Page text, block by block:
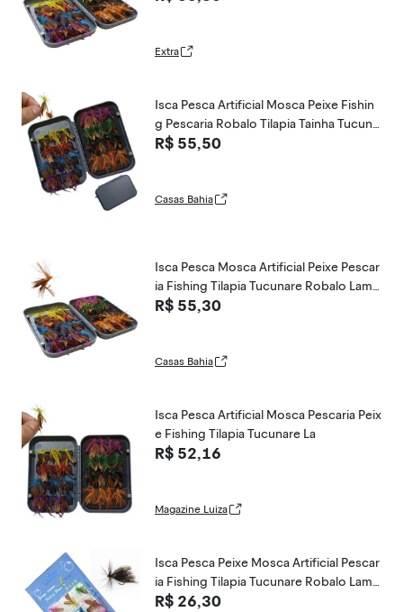
Extra
Isca Pesca Artificial Mosca Peixe Fishin
g Pescaria Robalo Tilapia Tainha Tucuna
re Lambari Traira Mar Rio Açude Rio Lag
R$ 55,50
Casas Bahia
Isca Pesca Mosca Artificial Peixe Pescar
ia Fishing Tilapia Tucunare Robalo Lamb
ari Tainha Traira Mar Açude Rio
R$ 55,30
Casas Bahia
Isca Pesca Artificial Mosca Pescaria Peix
e Fishing Tilapia Tucunare La
R$ 52,16
Magazine Luiza
Isca Pesca Peixe Mosca Artificial Pescar
ia Fishing Tilapia Tucunare Robalo Lamb
ari Tainha Mar Açude Rio Lago
R$ 26,30